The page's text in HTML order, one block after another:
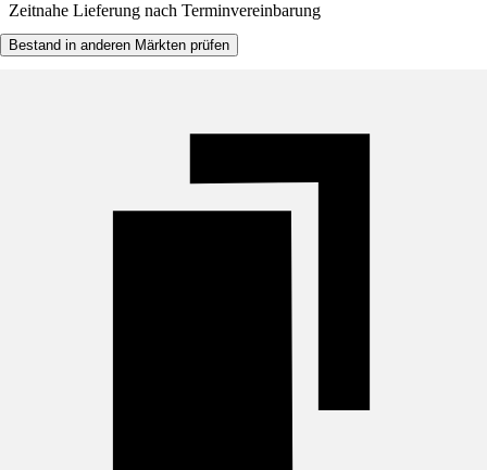
Zeitnahe Lieferung nach Terminvereinbarung
Bestand in anderen Märkten prüfen